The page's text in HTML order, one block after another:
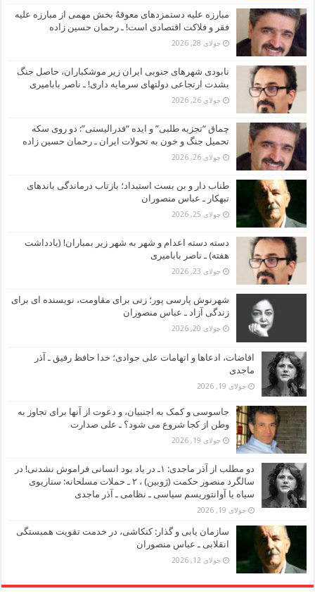
مبارزه علیه دستمزدهای معوقهُ بخش مهمی از مبارزه علیه
فقر و فلاکت اقتصادی است! ـ رحمان حسین زاده
جولای 28, 2026
نابودی شهرهای جنوبی ایران زیر موشکباران، حاصل جنگ
بشدت ارتجاعی دولتهای سرمایه داری! ـ ناصر بابامیری
جولای 26, 2026
چماق “تجزیه طلبی” و ایده “فدرالیستی”: دو روی سکه
تحمیل جنگ و خون به تحولات ایران ـ رحمان حسین زاده
جولای 26, 2026
طناب دار و بن بست استبداد؛ بازتاب درماندگی باندهای
تبهکار ـ عباس منصوران
جولای 25, 2026
دسته دسته اعدام و شهر به شهر زیر بمباران! (یادداشت
هفته) ـ ناصر بابامیری
جولای 23, 2026
شهرنوش پارسی پور؛ زنی برای مقاومت، نویسنده ای برای
زندگی آزاد ـ عباس منصوران
جولای 20, 2026
افاضات، ادعاها و اتهامات علی جوادی؛ خدا حافظ رفیق ـ آذر
ماجدی
جولای 19, 2026
جاسوسی و کمک به اجنبیان، و دعوت از آنها برای تجاوز به
وطن از کجا شروع می شود؟ ـ علی صدارت
جولای 19, 2026
دو مطلب از آذر ماجدی: ۱ـ در یاد بود انسانی فراموش نشدنی! در
سالگرد منصور حکمت (ژوبین) ، ۲ ـ حملات مسلحانه: سناریوی
سیاه یا آوانتوریسم سیاسی ـ نظامی ـ آذر ماجدی
جولای 19, 2026
سازمان یابی و گذار: کنکاشی، در خدمت تقویت همبستگی
انقلابی ـ عباس منصوران
جولای 12, 2026